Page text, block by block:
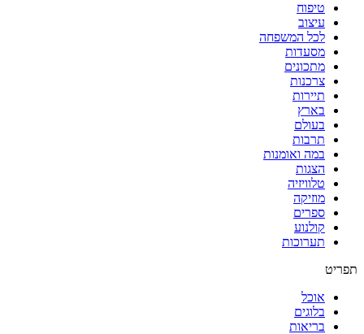
טיפוח
עיצוב
לכל המשפחה
מסעדות
מתכונים
צרכנות
תיירות
בארץ
בעולם
תרבות
במה ואומנות
הצגות
טלוויזיה
מוזיקה
ספרים
קולנוע
תערוכות
תפריט
אוכל
בלוגים
בריאות